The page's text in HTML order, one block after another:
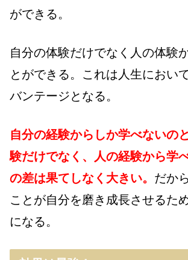
ができる。
自分の体験だけでなく人の体験
とができる。これは人生におい
バンテージとなる。
自分の経験からしか学べないの
験だけでなく、人の経験から学
の差は果てしなく大きい。 だか
ことが自分を磨き成長させるた
になる。